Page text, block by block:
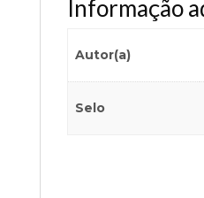
Informação
Autor(a)
Selo